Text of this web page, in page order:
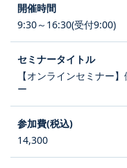
9:30～16:30(受付9:00)
【オンラインセミナー
ー
14,300